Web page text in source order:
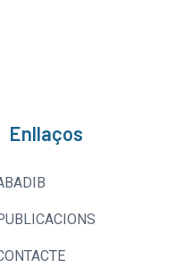
Enllaços